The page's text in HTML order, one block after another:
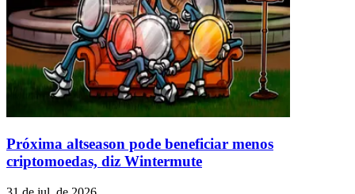
Próxima altseason pode beneficiar menos
criptomoedas, diz Wintermute